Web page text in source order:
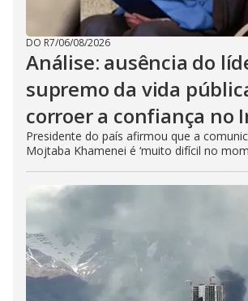
DO R7/06/08/2026
Análise: ausência do
supremo da vida
corroer a confiança no
Presidente do país afirmou que a
Mojtaba Khamenei é ‘muito difícil no